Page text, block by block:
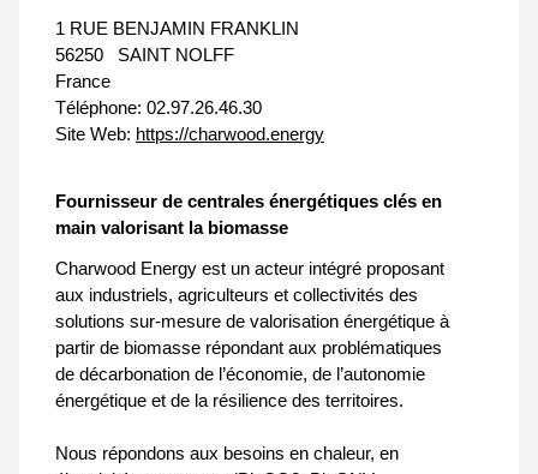
1 RUE BENJAMIN FRANKLIN
56250
SAINT NOLFF
France
Téléphone: 02.97.26.46.30
Site Web: https://charwood.energy
Fournisseur de centrales énergétiques clés en
main valorisant la biomasse
Charwood Energy est un acteur intégré proposant
aux industriels, agriculteurs et collectivités des
solutions sur-mesure de valorisation énergétique à
partir de biomasse répondant aux problématiques
de décarbonation de l’économie, de l’autonomie
énergétique et de la résilience des territoires.
Nous répondons aux besoins en chaleur, en